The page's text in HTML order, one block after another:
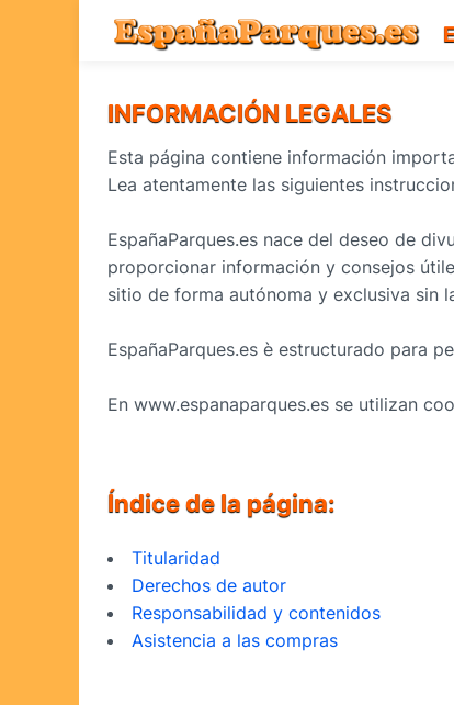
INFORMACIÓN LEGALES
Esta página contiene información
Lea atentamente las siguientes
EspañaParques.es nace del deseo de
proporcionar información y consejos
sitio de forma autónoma y exclusiva sin
EspañaParques.es è estructurado para
En www.espanaparques.es se utilizan
Índice de la página:
Titularidad
Derechos de autor
Responsabilidad y contenidos
Asistencia a las compras